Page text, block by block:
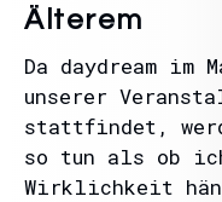
Älterem
Da daydream
unserer
stattfindet,
so tun als ob
Wirklichkeit